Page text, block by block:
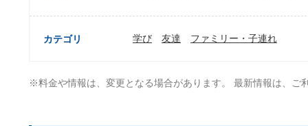
カテゴリ 学び 友達 ファミリー・子連れ
※料金や情報は、変更となる場合があります。 最新情報は、ご